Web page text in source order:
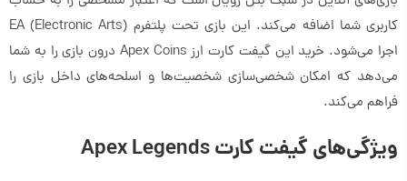
کاربری شما اضافه می‌کند. این بازی تحت پلتفرم EA (Electronic Arts)
اجرا می‌شود. خرید این گیفت کارت ارز Apex Coins درون بازی را به شما
می‌دهد که امکان شخصی‌سازی شخصیت‌ها و اسلحه‌های داخل بازی را
فراهم می‌کند.
ویژگی‌های گیفت کارت Apex Legends